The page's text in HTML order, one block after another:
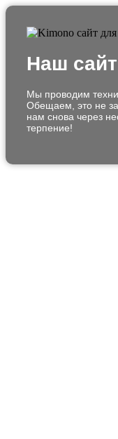
Наш
Мы проводим
Обещаем, это не
нам снова через
терпение!